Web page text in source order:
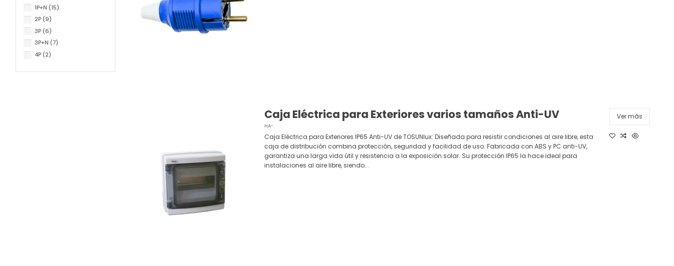
Caja Eléctrica para Exteriores varios tamaños Anti-UV
HA-
Caja Eléctrica para Exteriores IP65 Anti-UV de TOSUNlux: Diseñada para resistir condiciones al aire libre, esta
caja de distribución combina protección, seguridad y facilidad de uso. Fabricada con ABS y PC anti-UV,
garantiza una larga vida útil y resistencia a la exposición solar. Su protección IP65 la hace ideal para
instalaciones al aire libre, siendo...
Ver más
1P+N (15)
2P (9)
3P (6)
3P+N (7)
4P (2)